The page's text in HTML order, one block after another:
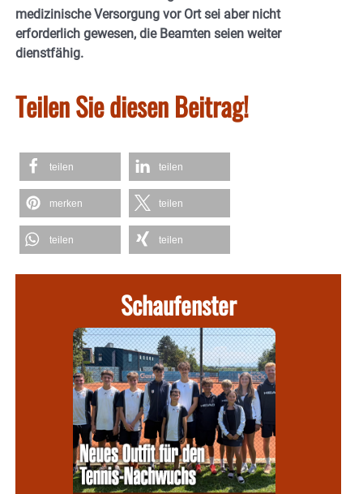
medizinische Versorgung vor Ort sei aber nicht
erforderlich gewesen, die Beamten seien weiter
dienstfähig.
Teilen Sie diesen Beitrag!
teilen teilen
merken teilen
teilen teilen
Schaufenster